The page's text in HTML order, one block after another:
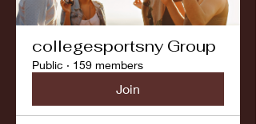
collegesportsny Group
Public · 159 members
Join